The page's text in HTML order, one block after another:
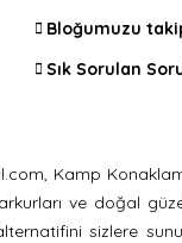
Bloğumuzu
Sık Sorulan
Kamp
ve doğal
sizlere